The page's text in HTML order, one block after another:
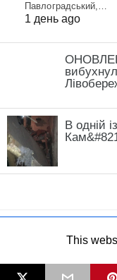
Павлоградський,…
1 день ago
В одній
All Rights
This